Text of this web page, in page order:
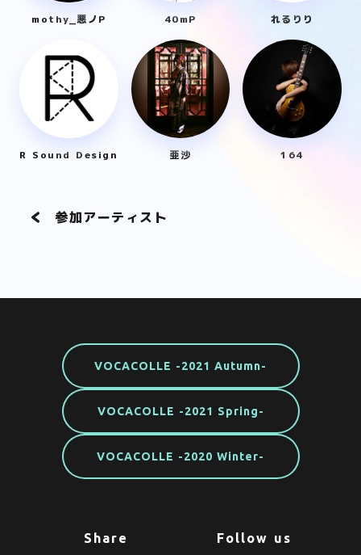
mothy_悪ノP 40mP れるりり
R Sound Design 亜沙 164
参加アーティスト
VOCACOLLE -2021 Autumn-
VOCACOLLE -2021 Spring-
VOCACOLLE -2020 Winter-
Share Follow us